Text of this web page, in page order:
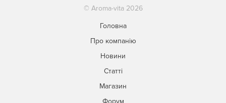
© Aroma-vita 2026
Головна
Про компанію
Новини
Статті
Магазин
Форум